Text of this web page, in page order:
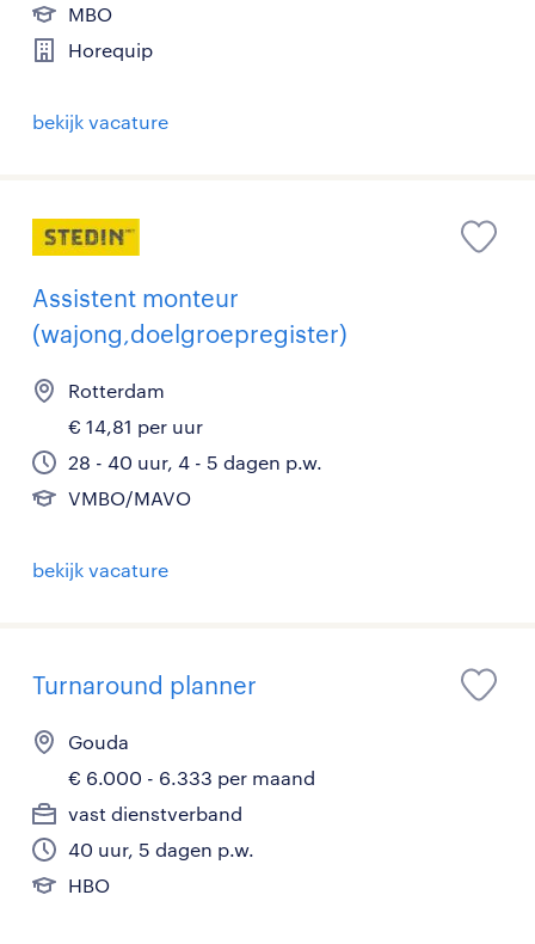
MBO
Horequip
bekijk vacature
Assistent monteur
(wajong,doelgroepregister)
Rotterdam
€ 14,81 per uur
28 - 40 uur, 4 - 5 dagen p.w.
VMBO/MAVO
bekijk vacature
Turnaround planner
Gouda
€ 6.000 - 6.333 per maand
vast dienstverband
40 uur, 5 dagen p.w.
HBO